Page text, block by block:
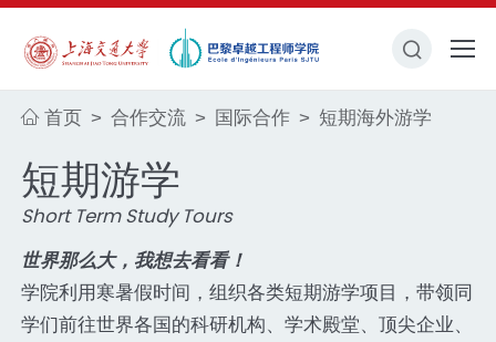
首页 > 合作交流 > 国际合作 > 短期海外游学
短期游学
Short Term Study Tours
世界那么大，我想去看看！
学院利用寒暑假时间，组织各类短期游学项目，带领同
学们前往世界各国的科研机构、学术殿堂、顶尖企业、